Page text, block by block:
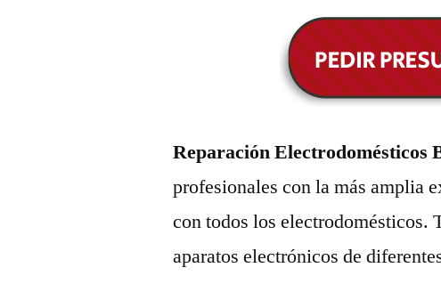
Reparación Electrodomésticos
profesionales con la más amplia
con todos los electrodomésticos.
aparatos electrónicos de